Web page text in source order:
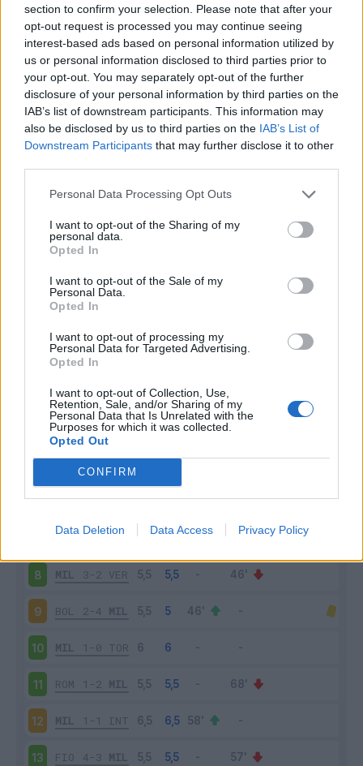
section to confirm your selection. Please note that after your
opt-out request is processed you may continue seeing
interest-based ads based on personal information utilized by
us or personal information disclosed to third parties prior to
your opt-out. You may separately opt-out of the further
disclosure of your personal information by third parties on the
IAB’s list of downstream participants. This information may
also be disclosed by us to third parties on the IAB’s List of
Downstream Participants that may further disclose it to other
Personal Data Processing Opt Outs
I want to opt-out of the Sharing of my
personal data.
Opted In
I want to opt-out of the Sale of my
Personal Data.
Opted In
I want to opt-out of processing my
Personal Data for Targeted Advertising.
Opted In
I want to opt-out of Collection, Use,
Retention, Sale, and/or Sharing of my
Personal Data that Is Unrelated with the
Purposes for which it was collected.
Opted Out
CONFIRM
Data Deletion Data Access Privacy Policy
14 - 36
Squalificato 0 - 0%
Infortunato 0 - 0
Inutilizzato 2 - 5%
Scarica riepilogo
stagionale
Giornata Entrato Bonus/Malus
MIL 4-1 CAG
MIL 2-0 LAZ
JUV 1-1 MIL
2-0 VEN
6 SPE 1-2 MIL
ATA 2-3 MIL
8 MIL 3-2 VER
9 BOL 2-4 MIL
10 MIL 1-0 TOR
11 ROM 1-2 MIL
12 MIL 1-1 INT
13 FIO 4-3 MIL